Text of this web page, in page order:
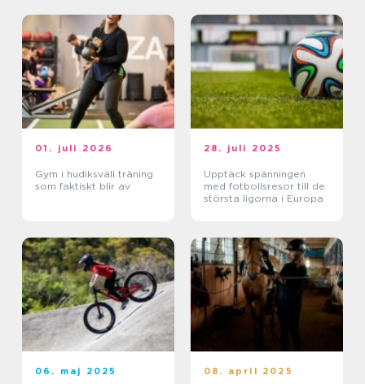
01. juli 2026
Gym i hudiksvall träning
som faktiskt blir av
28. juli 2025
Upptäck spänningen
med fotbollsresor till de
största ligorna i Europa
06. maj 2025 08. april 2025